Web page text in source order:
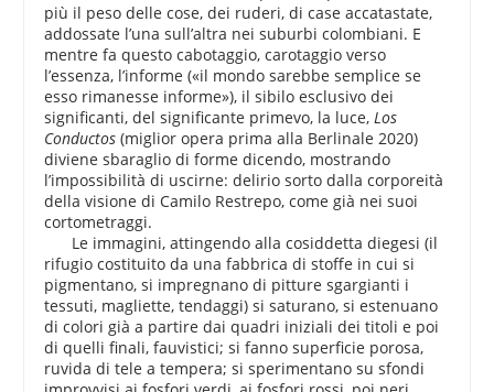
più il peso delle cose, dei ruderi, di case accatastate,
addossate l’una sull’altra nei suburbi colombiani. E
mentre fa questo cabotaggio, carotaggio verso
l’essenza, l’informe («il mondo sarebbe semplice se
esso rimanesse informe»), il sibilo esclusivo dei
significanti, del significante primevo, la luce,Los
Conductos (miglior opera prima alla Berlinale 2020)
diviene sbaraglio di forme dicendo, mostrando
l’impossibilità di uscirne: delirio sorto dalla corporeità
della visione di Camilo Restrepo, come già nei suoi
cortometraggi.
Le immagini, attingendo alla cosiddetta diegesi (il
rifugio costituito da una fabbrica di stoffe in cui si
pigmentano, si impregnano di pitture sgargianti i
tessuti, magliette, tendaggi) si saturano, si estenuano
di colori già a partire dai quadri iniziali dei titoli e poi
di quelli finali, fauvistici; si fanno superficie porosa,
ruvida di tele a tempera; si sperimentano su sfondi